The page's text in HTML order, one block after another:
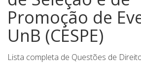
Promoção de
UnB (CESPE)
Lista completa de Questões de